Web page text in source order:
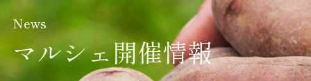
News
マルシェ開催情報